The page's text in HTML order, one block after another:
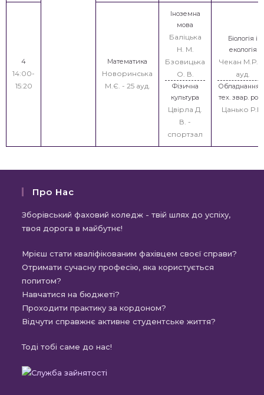
4
14:00-
15:20
Математика
Новоринська
М.Є. - 25 ауд.
Іноземна
мова
Баліцька
Н. М.
Бзовицька
О. В.
Фізична
культура
Цвірла Д.
В. -
спортзал
Біологія і
екологія
Чекан М.Р. -
ауд.
Обладнання
тех. звар.
Цанько Р.В.
Про Нас
Зборівський фаховий коледж - твій шлях до успіху,
твоя дорога в майбутнє!
Мрієш стати кваліфікованим фахівцем своєї справи?
Отримати сучасну професію, яка користується
попитом?
Навчатися на бюджеті?
Проходити практику за кордоном?
Відчути справжнє активне студентське життя?
Тоді тобі саме до нас!